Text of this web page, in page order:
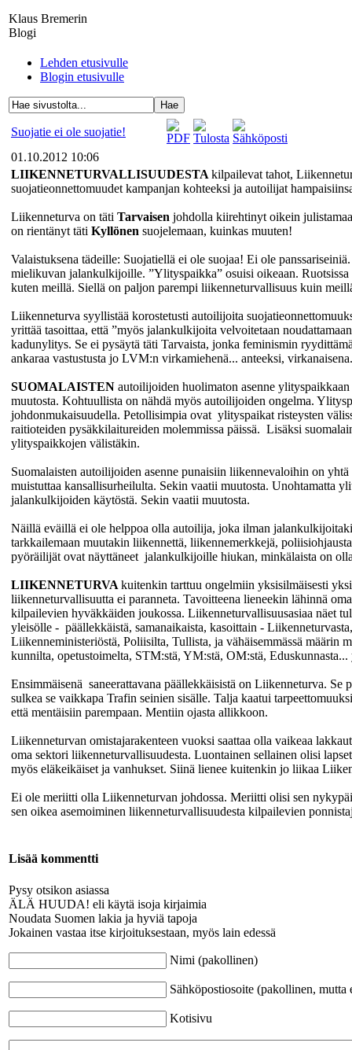
Klaus Bremerin
Blogi
Lehden etusivulle
Blogin etusivulle
Suojatie ei ole suojatie!
01.10.2012 10:06
LIIKENNETURVALLISUUDESTA kilpailevat tahot,
suojatieonnettomuudet kampanjan kohteeksi ja autoilijat
Liikenneturva on täti Tarvaisen johdolla kiirehtinyt oikein
on rientänyt täti Kyllönen suojelemaan, kuinkas muuten!
Valaistuksena tädeille: Suojatiellä ei ole suojaa! Ei ole
mielikuvan jalankulkijoille. ”Ylityspaikka” osuisi oikeaan.
kuten meillä. Siellä on paljon parempi liikenneturvallisuus kuin
Liikenneturva syyllistää korostetusti autoilijoita
yrittää tasoittaa, että ”myös jalankulkijoita velvoitetaan
kadunylitys. Se ei pysäytä täti Tarvaista, jonka feminismin
ankaraa vastustusta jo LVM:n virkamiehenä... anteeksi, virkanaisena.
SUOMALAISTEN autoilijoiden huolimaton asenne
muutosta. Kohtuullista on nähdä myös autoilijoiden ongelma.
johdonmukaisuudella. Petollisimpia ovat ylityspaikat risteysten
raitioteiden pysäkkilaitureiden molemmissa päissä. Lisäksi
ylityspaikkojen välistäkin.
Suomalaisten autoilijoiden asenne punaisiin liikennevaloihin on
muistuttaa kansallisurheilulta. Sekin vaatii muutosta. Unohtamatta
jalankulkijoiden käytöstä. Sekin vaatii muutosta.
Näillä eväillä ei ole helppoa olla autoilija, joka ilman
tarkkailemaan muutakin liikennettä, liikennemerkkejä,
pyöräilijät ovat näyttäneet jalankulkijoille hiukan, minkälaista on
LIIKENNETURVA kuitenkin tarttuu ongelmiin yksisilmäisesti
liikenneturvallisuutta ei paranneta. Tavoitteena lieneekin lähinnä
kilpailevien hyväkkäiden joukossa. Liikenneturvallisuusasiaa näet
yleisölle - päällekkäistä, samanaikaista, kasoittain -
Liikenneministeriöstä, Poliisilta, Tullista, ja vähäisemmässä määrin
kunnilta, opetustoimelta, STM:stä, YM:stä, OM:stä,
Ensimmäisenä saneerattavana päällekkäisistä on Liikenneturva. Se
sulkea se vaikkapa Trafin seinien sisälle. Talja kaatui
että mentäisiin parempaan. Mentiin ojasta allikkoon.
Liikenneturvan omistajarakenteen vuoksi saattaa olla vaikeaa
oma sektori liikenneturvallisuudesta. Luontainen sellainen olisi
myös eläkeikäiset ja vanhukset. Siinä lienee kuitenkin jo liikaa
Ei ole meriitti olla Liikenneturvan johdossa. Meriitti olisi sen
sen oikea asemoiminen liikenneturvallisuudesta kilpailevien
Lisää kommentti
Pysy otsikon asiassa
ÄLÄ HUUDA! eli käytä isoja kirjaimia
Noudata Suomen lakia ja hyviä tapoja
Jokainen vastaa itse kirjoituksestaan, myös lain edessä
Nimi (pakollinen)
Sähköpostiosoite (pakollinen, mutta
Kotisivu